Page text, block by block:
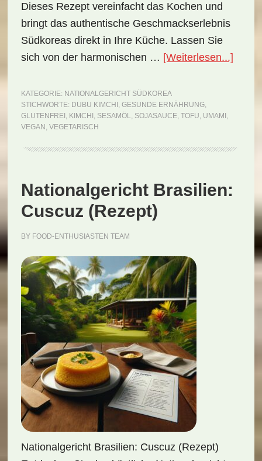
Dieses Rezept vereinfacht das Kochen und
bringt das authentische Geschmackserlebnis
Südkoreas direkt in Ihre Küche. Lassen Sie
sich von der harmonischen … [Weiterlesen...]
KATEGORIE: NATIONALGERICHT SÜDKOREA
STICHWORTE: DUBU KIMCHI , GESUNDE ERNÄHRUNG,
GLUTENFREI , KIMCHI , SESAMÖL, SOJASAUCE, TOFU, UMAMI ,
VEGAN , VEGETARISCH
Nationalgericht Brasilien:
Cuscuz (Rezept)
BY FOOD-ENTHUSIASTEN TEAM
Nationalgericht Brasilien: Cuscuz (Rezept)